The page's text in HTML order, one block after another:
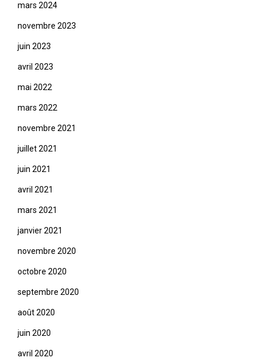
mars 2024
novembre 2023
juin 2023
avril 2023
mai 2022
mars 2022
novembre 2021
juillet 2021
juin 2021
avril 2021
mars 2021
janvier 2021
novembre 2020
octobre 2020
septembre 2020
août 2020
juin 2020
avril 2020